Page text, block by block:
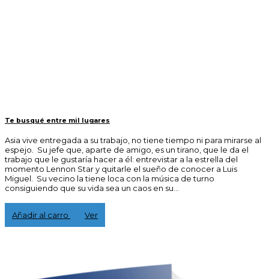
Te busqué entre mil lugares
Asia vive entregada a su trabajo, no tiene tiempo ni para mirarse al
espejo. Su jefe que, aparte de amigo, es un tirano, que le da el
trabajo que le gustaría hacer a él: entrevistar a la estrella del
momento Lennon Star y quitarle el sueño de conocer a Luis
Miguel. Su vecino la tiene loca con la música de turno
consiguiendo que su vida sea un caos en su...
15,00 €
Añadir al carro
Ver